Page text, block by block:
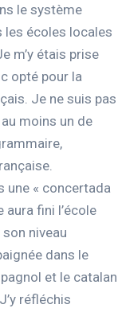
le système
les écoles locales
m’y étais prise
opté pour la
Je ne suis pas
moins un de
une « concertada
aura fini l’école
son niveau
dans le
et le catalan
réfléchis